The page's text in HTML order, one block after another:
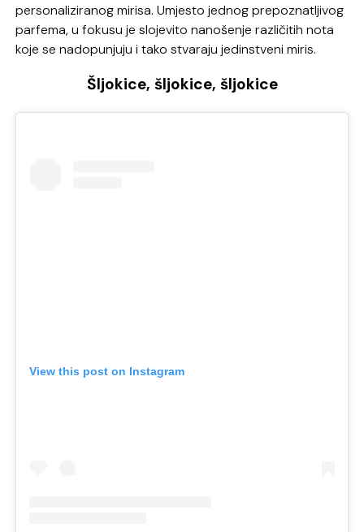
personaliziranog mirisa. Umjesto jednog prepoznatljivog
parfema, u fokusu je slojevito nanošenje različitih nota
koje se nadopunjuju i tako stvaraju jedinstveni miris.
Šljokice, šljokice, šljokice
View this post on Instagram